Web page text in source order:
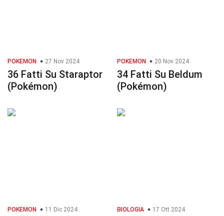
POKEMON 27 Nov 2024
36 Fatti Su Staraptor
(Pokémon)
POKEMON 20 Nov 2024
34 Fatti Su Beldum
(Pokémon)
POKEMON 11 Dic 2024 BIOLOGIA 17 Ott 2024